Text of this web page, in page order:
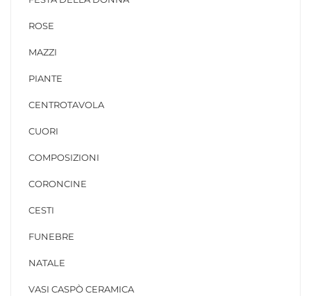
ROSE
MAZZI
PIANTE
CENTROTAVOLA
CUORI
COMPOSIZIONI
CORONCINE
CESTI
FUNEBRE
NATALE
VASI CASPÒ CERAMICA